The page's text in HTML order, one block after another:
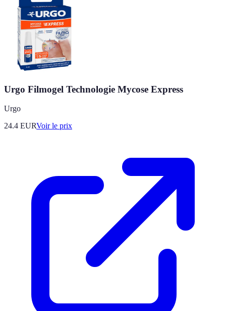
Urgo Filmogel Technologie Mycose Express
Urgo
24.4 EURVoir le prix